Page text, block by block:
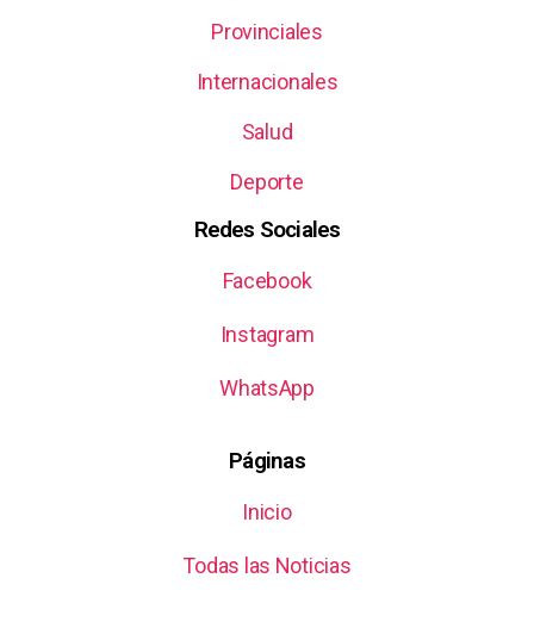
Provinciales
Internacionales
Salud
Deporte
Redes Sociales
Facebook
Instagram
WhatsApp
Páginas
Inicio
Todas las Noticias